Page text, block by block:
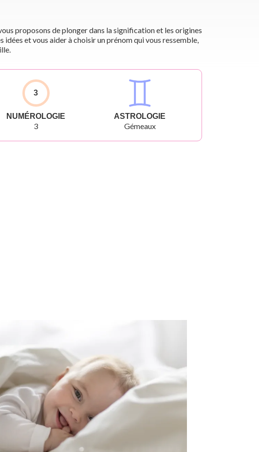
proposons de plonger dans la signification et les origines
et vous aider à choisir un prénom qui vous ressemble,
3
NUMÉROLOGIE
3
ASTROLOGIE
Gémeaux